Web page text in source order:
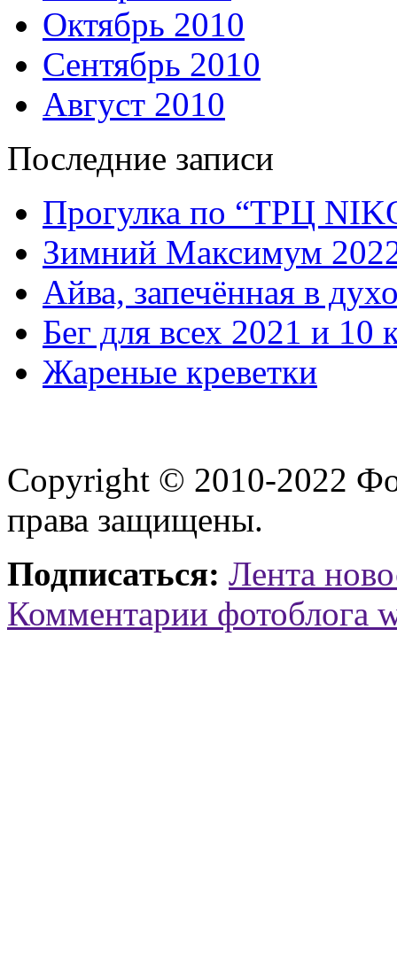
Октябрь 2010
Сентябрь 2010
Август 2010
Последние записи
Прогулка по “ТРЦ
Зимний Максимум
Айва, запечённая в
Бег для всех 2021 и 10
Жареные креветки
Copyright © 2010-2022
права защищены.
Подписаться: Лента
Комментарии фотоблога